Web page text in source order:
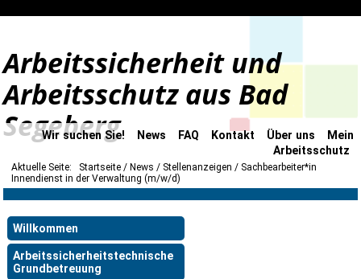
Arbeitssicherheit und
Arbeitsschutz aus Bad
Segeberg
Wir suchen Sie! News FAQ Kontakt Über uns
Mein
Arbeitsschutz
Aktuelle Seite: Startseite News Stellenanzeigen
Sachbearbeiter*in
Innendienst in der Verwaltung (m/w/d)
Willkommen
Arbeitssicherheitstechnische
Grundbetreuung